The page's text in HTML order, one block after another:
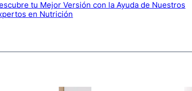
tu Mejor Versión con la Ayuda de Nuestros
en Nutrición